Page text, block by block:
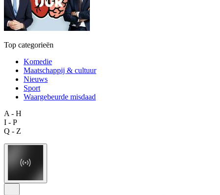
Top categorieën
Komedie
Maatschappij & cultuur
Nieuws
Sport
Waargebeurde misdaad
A - H
I - P
Q - Z